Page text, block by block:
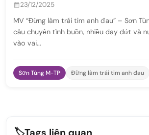
23/12/2025
MV “Đừng làm trái tim anh đau” – Sơn
câu chuyện tình buồn, nhiều day dứt và
vào vai...
Sơn Tùng M-TP Đừng làm trái tim anh đau
🏷️